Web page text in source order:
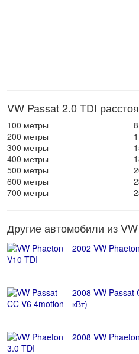
VW Passat 2.0 TDI
100 метры
200 метры
300 метры
400 метры
500 метры
600 метры
700 метры
Другие автомобили из VW
2002 VW
2008 VW Passat
кВт)
2008 VW